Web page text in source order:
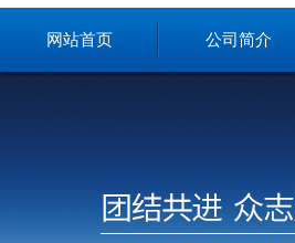
网站首页 公司简介